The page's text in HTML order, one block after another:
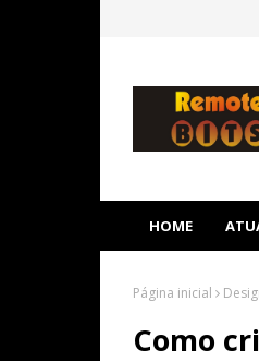
HOME
Página inicial
Como